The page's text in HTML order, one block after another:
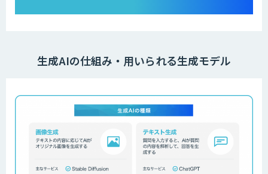
生成AIの仕組み・用いられる生成モデル